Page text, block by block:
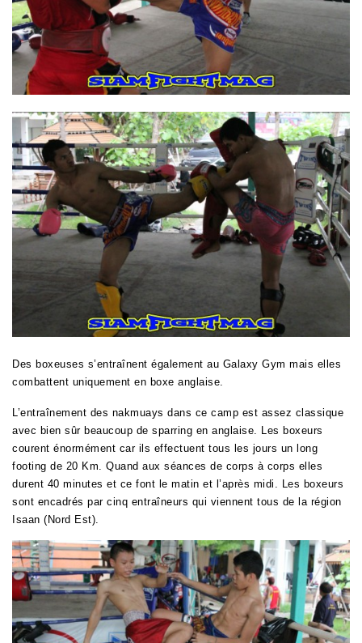
Des boxeuses s’entraînent également au Galaxy Gym mais elles
combattent uniquement en boxe anglaise.
L’entraînement des nakmuays dans ce camp est assez classique
avec bien sûr beaucoup de sparring en anglaise. Les boxeurs
courent énormément car ils effectuent tous les jours un long
footing de 20 Km. Quand aux séances de corps à corps elles
durent 40 minutes et ce font le matin et l’après midi. Les boxeurs
sont encadrés par cinq entraîneurs qui viennent tous de la région
Isaan (Nord Est).